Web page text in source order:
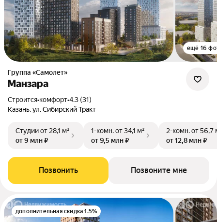
ещё 16
Группа «Самолет»
Манзара
Строится•комфорт•4.3 (31)
Казань, ул. Сибирский Тракт
Студииот 28,1 м²
от 9 млн ₽
1-комн.от 34,1 м²
от 9,5 млн ₽
2-комн.от 56,7
от 12,8 млн ₽
Позвонить Позвоните мне
дополнительная скидка 1.5%